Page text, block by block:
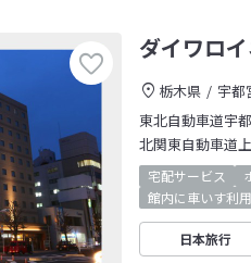
ダイワロ
栃木県
宇都
東北自動車道宇
北関東自動車道
宅配サービス
館内に車いす利
日本旅行